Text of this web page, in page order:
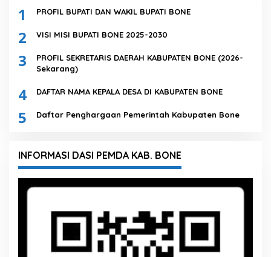
1 PROFIL BUPATI DAN WAKIL BUPATI BONE
2 VISI MISI BUPATI BONE 2025-2030
3
PROFIL SEKRETARIS DAERAH KABUPATEN BONE (2026-
Sekarang)
4 DAFTAR NAMA KEPALA DESA DI KABUPATEN BONE
5 Daftar Penghargaan Pemerintah Kabupaten Bone
INFORMASI DASI PEMDA KAB. BONE